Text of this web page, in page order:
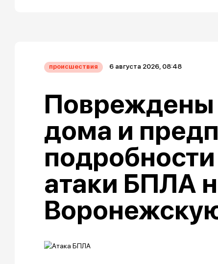
происшествия 6 августа 2026, 08:48
дома и
атаки БПЛА